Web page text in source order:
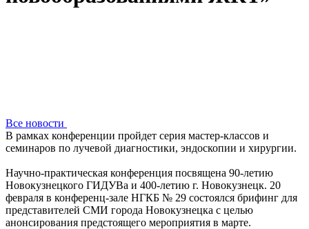
Все новости
В рамках конференции пройдет серия мастер-классов и
семинаров по лучевой диагностики, эндоскопии и хирургии.
Научно-практическая конференция посвящена 90-летию
Новокузнецкого ГИДУВа и 400-летию г. Новокузнецк. 20
февраля в конференц-зале НГКБ № 29 состоялся брифинг для
представителей СМИ города Новокузнецка с целью
анонсирования предстоящего мероприятия в марте.